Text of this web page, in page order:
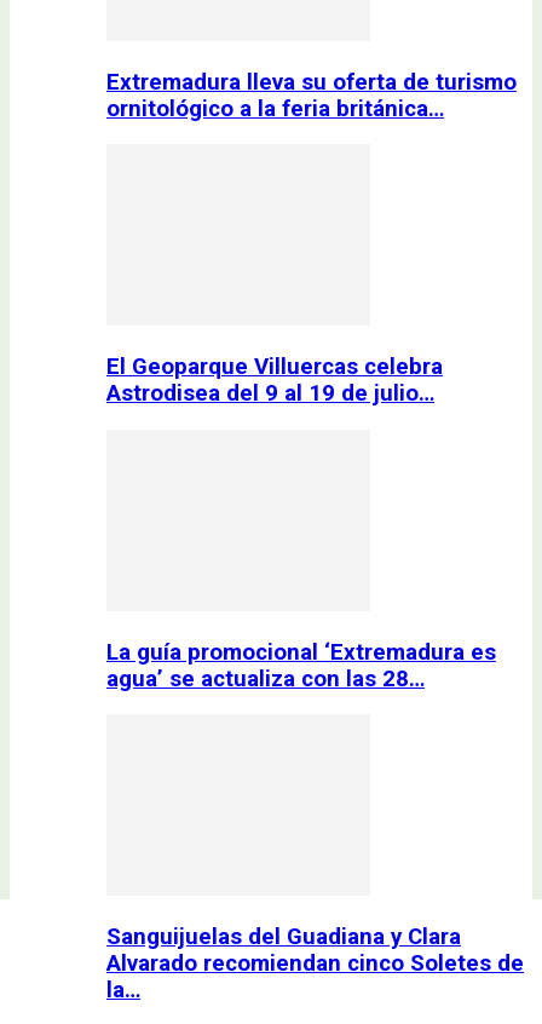
Extremadura lleva su oferta de turismo
ornitológico a la feria británica…
El Geoparque Villuercas celebra
Astrodisea del 9 al 19 de julio…
La guía promocional ‘Extremadura es
agua’ se actualiza con las 28…
Sanguijuelas del Guadiana y Clara
Alvarado recomiendan cinco Soletes de
la…